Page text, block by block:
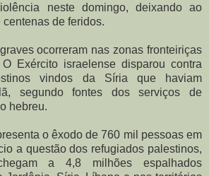
neste domingo, deixando ao
de feridos.
ocorreram nas zonas fronteiriças
Exército israelense disparou contra
vindos da Síria que haviam
segundo fontes dos serviços de
hebreu.
o êxodo de 760 mil pessoas em
a questão dos refugiados palestinos,
a 4,8 milhões espalhados